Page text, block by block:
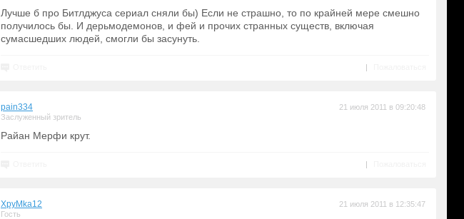
Лучше б про Битлджуса сериал сняли бы) Если не страшно, то по крайней мере смешно
получилось бы. И дерьмодемонов, и фей и прочих странных существ, включая
сумасшедших людей, смогли бы засунуть.
|
pain334
Заслуженный зритель
21 июля 2011 в 09:20:48
Райан Мерфи крут.
|
XpyMka12
Гость
21 июля 2011 в 12:35:47